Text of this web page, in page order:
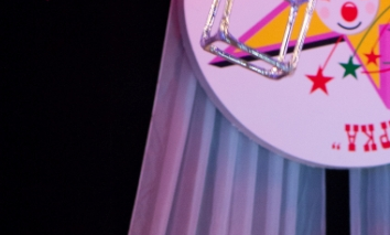
Государственный
Дворец
Новости
ОТЧЕТЫ ГКЦ "ДВОРЕЦ